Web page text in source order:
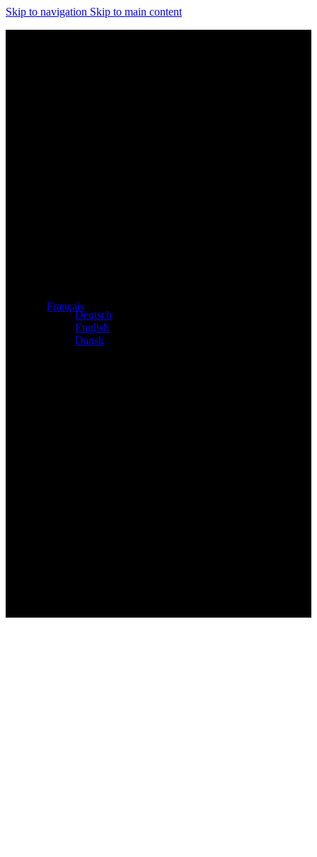
Skip to navigation Skip to main content
Français
Deutsch
English
Dansk